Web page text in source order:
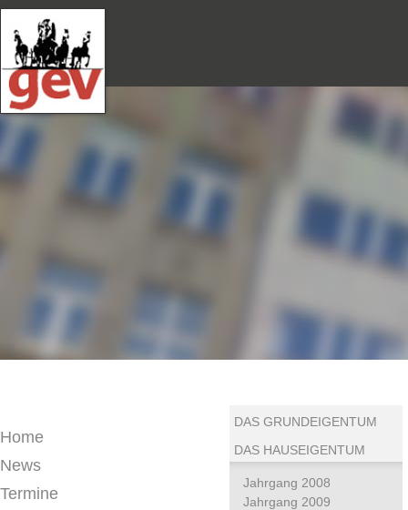
Home
News
Termine
DAS GRUNDEIGENTUM
DAS HAUSEIGENTUM
Jahrgang 2008
Jahrgang 2009